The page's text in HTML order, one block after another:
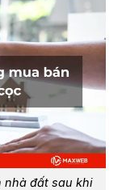
nhà đất sau khi